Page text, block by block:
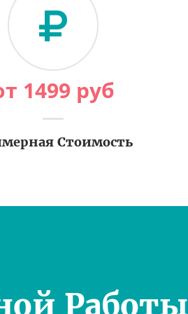
1499 руб
Стоимость
Работы